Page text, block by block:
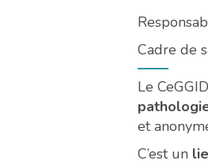
Cadre de
Le
et
C’est un